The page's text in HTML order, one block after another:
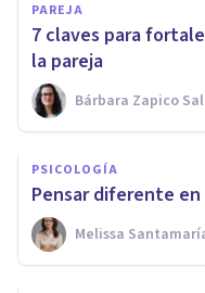
PAREJA
7 claves para
la pareja
Bárbara Zapico
PSICOLOGÍA
Pensar diferente
Melissa